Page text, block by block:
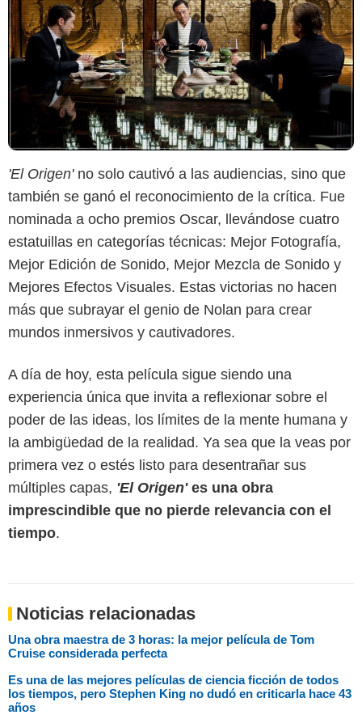
'El Origen' no solo cautivó a las audiencias, sino que
también se ganó el reconocimiento de la crítica. Fue
nominada a ocho premios Oscar, llevándose cuatro
estatuillas en categorías técnicas: Mejor Fotografía,
Mejor Edición de Sonido, Mejor Mezcla de Sonido y
Mejores Efectos Visuales. Estas victorias no hacen
más que subrayar el genio de Nolan para crear
mundos inmersivos y cautivadores.
A día de hoy, esta película sigue siendo una
experiencia única que invita a reflexionar sobre el
poder de las ideas, los límites de la mente humana y
la ambigüedad de la realidad. Ya sea que la veas por
primera vez o estés listo para desentrañar sus
múltiples capas, 'El Origen'es una obra
imprescindible que no pierde relevancia con el
tiempo.
Noticias relacionadas
Una obra maestra de 3 horas: la mejor película de Tom
Cruise considerada perfecta
Es una de las mejores películas de ciencia ficción de todos
los tiempos, pero Stephen King no dudó en criticarla hace 43
años